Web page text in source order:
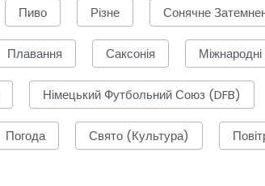
Пиво Різне Сонячне
Плавання Саксонія
Німецький Футбольний Союз (DFB)
Погода Свято (культура)